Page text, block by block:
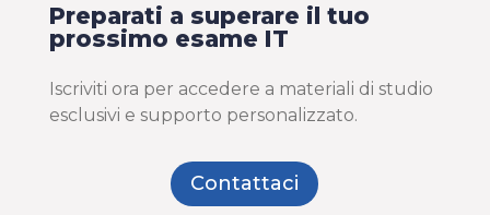
Preparati a superare il tuo
prossimo esame IT
Iscriviti ora per accedere a materiali di studio
esclusivi e supporto personalizzato.
Contattaci